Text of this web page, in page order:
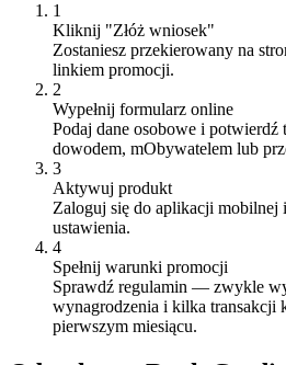
1
Kliknij "Złóż wniosek"
Zostaniesz przekierowany na
linkiem promocji.
2
Wypełnij formularz online
Podaj dane osobowe i
dowodem, mObywatelem lub
3
Aktywuj produkt
Zaloguj się do aplikacji mobilnej
ustawienia.
4
Spełnij warunki promocji
Sprawdź regulamin — zwykle
wynagrodzenia i kilka
pierwszym miesiącu.